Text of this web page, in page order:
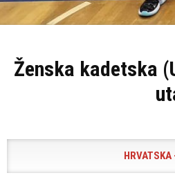
Ženska kadetska